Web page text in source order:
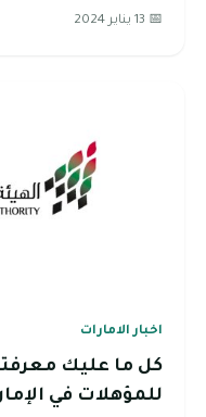
📅 13 يناير 2024
اخبار الامارات
كل ما عليك
للمؤهلات في